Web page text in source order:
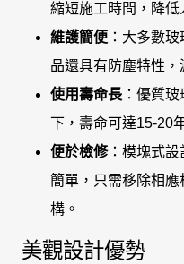
縮短施工時間，降低
維護簡便 ：大多數
品還具有防塵特性，
使用壽命長 ：優質
下，壽命可達15-20
便於檢修：模塊式設
簡單，只需移除相
構。
美觀設計優勢